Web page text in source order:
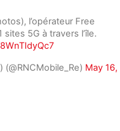
l’opérateur Free
5G à travers l’île.
May 16,